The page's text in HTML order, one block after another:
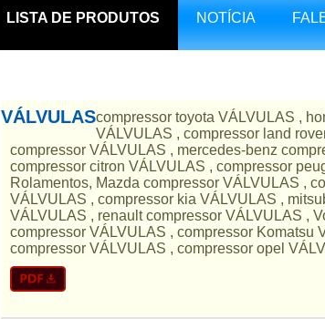
LISTA DE PRODUTOS NOTÍCIA
VÁLVULAScompressor toyota VÁLVULAS ,
VÁLVULAS , compressor land
compressor VÁLVULAS , mercedes-benz
compressor citron VÁLVULAS , compressor
Rolamentos, Mazda compressor VÁLVULAS ,
VÁLVULAS , compressor kia VÁLVULAS ,
VÁLVULAS , renault compressor VÁLVULAS ,
compressor VÁLVULAS , compressor Komatsu
compressor VÁLVULAS , compressor opel